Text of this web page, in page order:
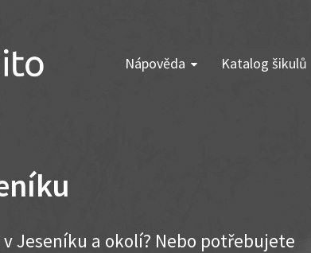
Nápověda Katalog šikulů
Jeseníku a okolí? Nebo potřebujete